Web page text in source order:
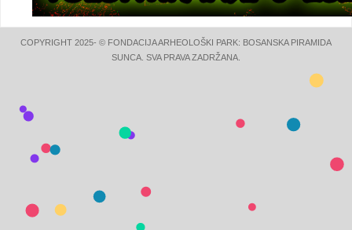
COPYRIGHT 2025- © FONDACIJA ARHEOLOŠKI PARK: BOSANSKA PIRAMIDA
SUNCA. SVA PRAVA ZADRŽANA.